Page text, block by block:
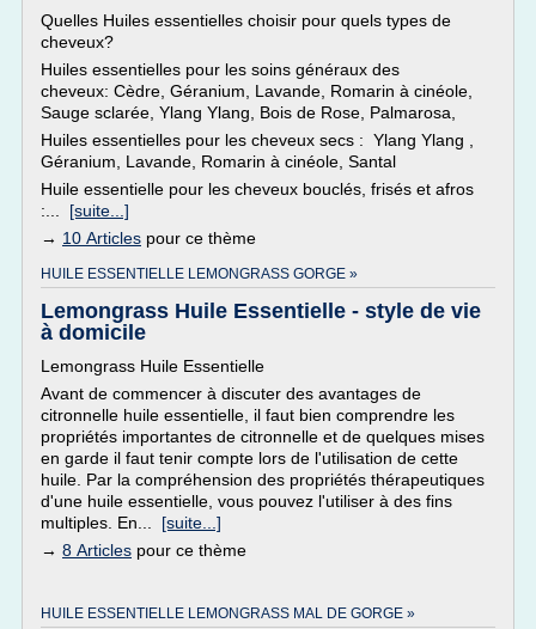
Quelles Huiles essentielles choisir pour quels types de
cheveux?
Huiles essentielles pour les soins généraux des
cheveux: Cèdre, Géranium, Lavande, Romarin à cinéole,
Sauge sclarée, Ylang Ylang, Bois de Rose, Palmarosa,
Huiles essentielles pour les cheveux secs : Ylang Ylang ,
Géranium, Lavande, Romarin à cinéole, Santal
Huile essentielle pour les cheveux bouclés, frisés et afros
:... [suite...]
→ 10 Articles pour ce thème
HUILE ESSENTIELLE LEMONGRASS GORGE »
Lemongrass Huile Essentielle - style de vie
à domicile
Lemongrass Huile Essentielle
Avant de commencer à discuter des avantages de
citronnelle huile essentielle, il faut bien comprendre les
propriétés importantes de citronnelle et de quelques mises
en garde il faut tenir compte lors de l'utilisation de cette
huile. Par la compréhension des propriétés thérapeutiques
d'une huile essentielle, vous pouvez l'utiliser à des fins
multiples. En... [suite...]
→ 8 Articles pour ce thème
HUILE ESSENTIELLE LEMONGRASS MAL DE GORGE »